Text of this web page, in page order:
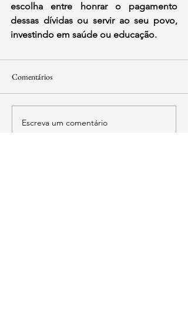
escolha entre honrar o pagamento
dessas dívidas ou servir ao seu povo,
investindo em saúde ou educação.
Comentários
Escreva um comentário